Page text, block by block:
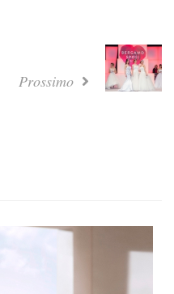
Prossimo